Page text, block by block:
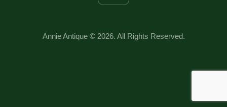
Annie Antique © 2026. All Rights Reserved.